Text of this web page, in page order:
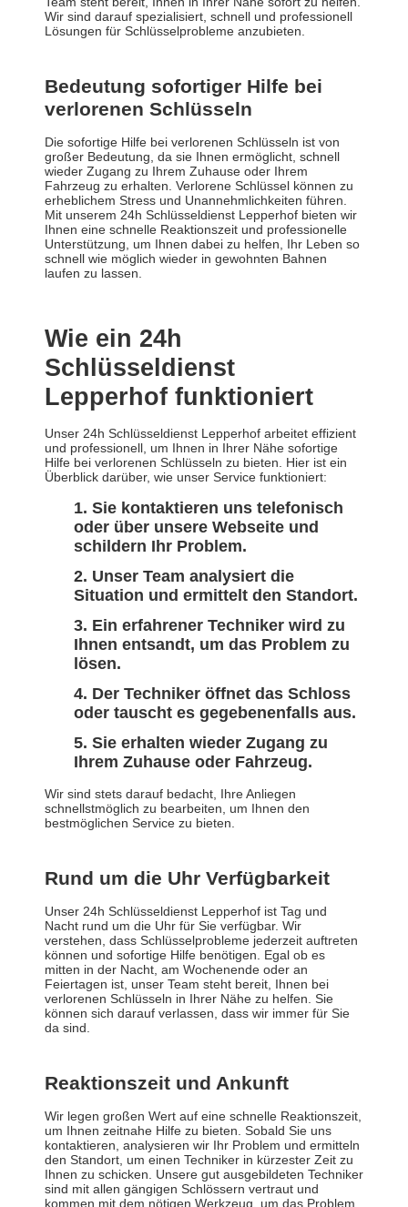
Wir sind darauf spezialisiert, schnell und professionell
Lösungen für Schlüsselprobleme anzubieten.
Bedeutung sofortiger Hilfe bei
verlorenen Schlüsseln
Die sofortige Hilfe bei verlorenen Schlüsseln ist von
großer Bedeutung, da sie Ihnen ermöglicht, schnell
wieder Zugang zu Ihrem Zuhause oder Ihrem
Fahrzeug zu erhalten. Verlorene Schlüssel können zu
erheblichem Stress und Unannehmlichkeiten führen.
Mit unserem 24h Schlüsseldienst Lepperhof bieten wir
Ihnen eine schnelle Reaktionszeit und professionelle
Unterstützung, um Ihnen dabei zu helfen, Ihr Leben so
schnell wie möglich wieder in gewohnten Bahnen
laufen zu lassen.
Wie ein 24h
Schlüsseldienst
Lepperhof funktioniert
Unser 24h Schlüsseldienst Lepperhof arbeitet effizient
und professionell, um Ihnen in Ihrer Nähe sofortige
Hilfe bei verlorenen Schlüsseln zu bieten. Hier ist ein
Überblick darüber, wie unser Service funktioniert:
Sie kontaktieren uns telefonisch
oder über unsere Webseite und
schildern Ihr Problem.
Unser Team analysiert die
Situation und ermittelt den Standort.
Ein erfahrener Techniker wird zu
Ihnen entsandt, um das Problem zu
lösen.
Der Techniker öffnet das Schloss
oder tauscht es gegebenenfalls aus.
Sie erhalten wieder Zugang zu
Ihrem Zuhause oder Fahrzeug.
Wir sind stets darauf bedacht, Ihre Anliegen
schnellstmöglich zu bearbeiten, um Ihnen den
bestmöglichen Service zu bieten.
Rund um die Uhr Verfügbarkeit
Unser 24h Schlüsseldienst Lepperhof ist Tag und
Nacht rund um die Uhr für Sie verfügbar. Wir
verstehen, dass Schlüsselprobleme jederzeit auftreten
können und sofortige Hilfe benötigen. Egal ob es
mitten in der Nacht, am Wochenende oder an
Feiertagen ist, unser Team steht bereit, Ihnen bei
verlorenen Schlüsseln in Ihrer Nähe zu helfen. Sie
können sich darauf verlassen, dass wir immer für Sie
da sind.
Reaktionszeit und Ankunft
Wir legen großen Wert auf eine schnelle Reaktionszeit,
um Ihnen zeitnahe Hilfe zu bieten. Sobald Sie uns
kontaktieren, analysieren wir Ihr Problem und ermitteln
den Standort, um einen Techniker in kürzester Zeit zu
Ihnen zu schicken. Unsere gut ausgebildeten Techniker
sind mit allen gängigen Schlössern vertraut und
kommen mit dem nötigen Werkzeug, um das Problem